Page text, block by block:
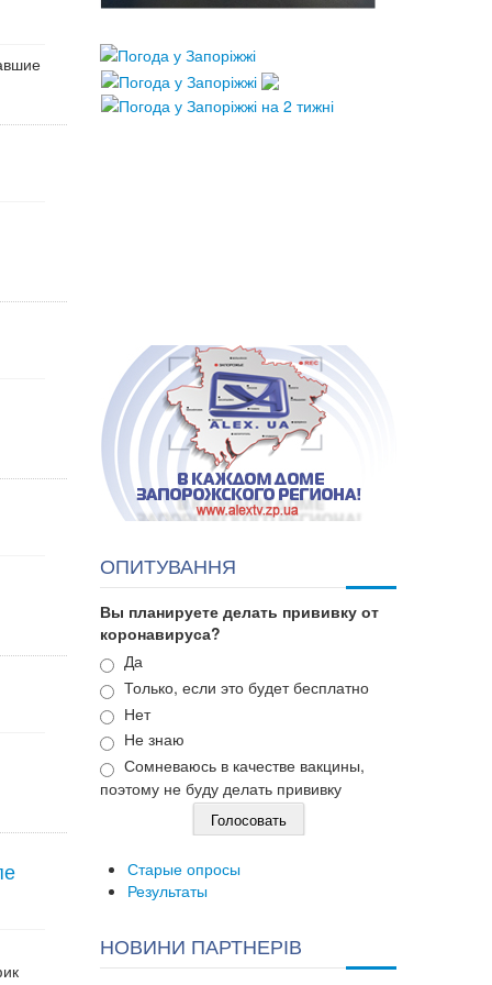
ОПИТУВАННЯ
Вы планируете делать прививку от
коронавируса?
Варианты
Да
Только, если это будет бесплатно
Нет
Не знаю
Сомневаюсь в качестве вакцины,
поэтому не буду делать прививку
Старые опросы
Результаты
НОВИНИ ПАРТНЕРІВ